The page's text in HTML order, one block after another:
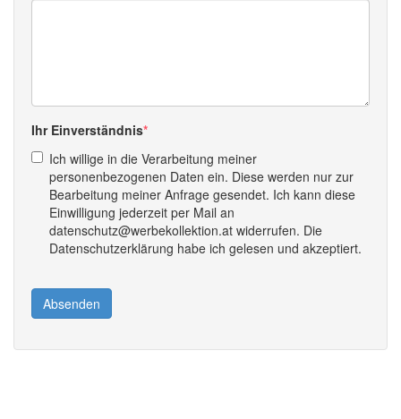
Ihr Einverständnis
Ich willige in die Verarbeitung meiner
personenbezogenen Daten ein. Diese werden nur zur
Bearbeitung meiner Anfrage gesendet. Ich kann diese
Einwilligung jederzeit per Mail an
datenschutz@werbekollektion.at widerrufen. Die
Datenschutzerklärung habe ich gelesen und akzeptiert.
Absenden